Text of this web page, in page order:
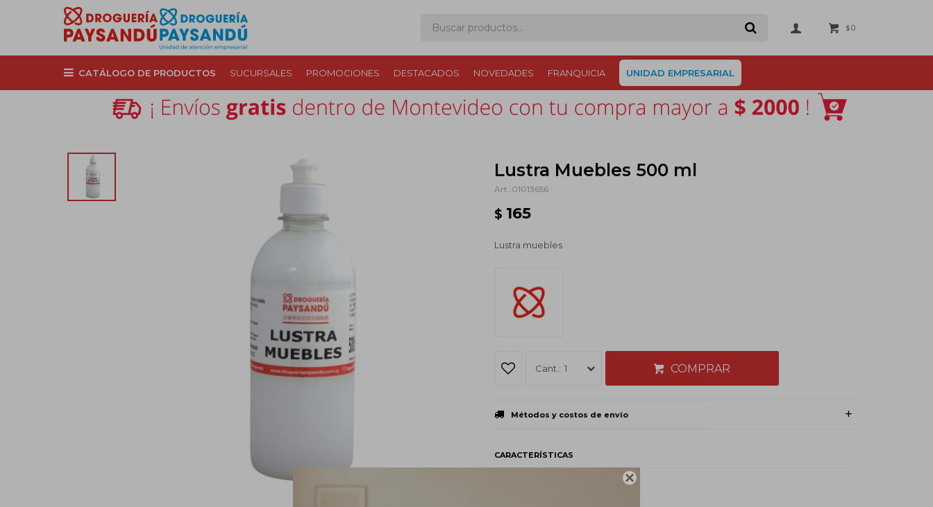

CATÁLOGO DE PRODUCTOS SUCURSALES PROMOCIONES DESTACADOS NOVEDADES FRANQUICIA UNIDAD EMPRESARIAL
$0
Lustra Muebles 500 ml
01013656
$ 165
Lustra muebles
1 COMPRAR
Métodos y costos de envío
CARACTERÍSTICAS
500 ml